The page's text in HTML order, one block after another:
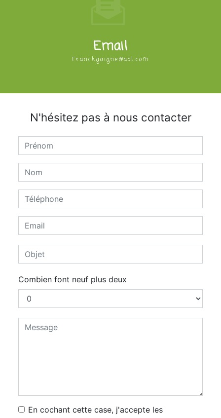
Email
franckgaigne@aol.com
N'hésitez pas à nous contacter
Combien font neuf plus deux
En cochant cette case, j'accepte les